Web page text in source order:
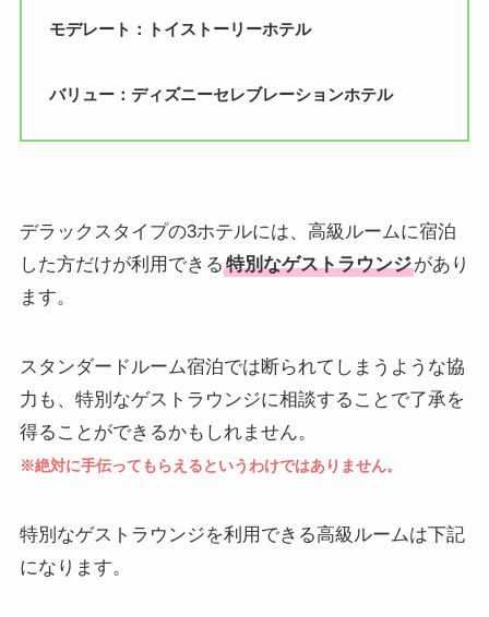
モデレート：トイストーリーホテル
バリュー：ディズニーセレブレーションホテル
デラックスタイプの3ホテルには、高級ルームに宿泊
した方だけが利用できる 特別なゲストラウンジがあり
ます。
スタンダードルーム宿泊では断られてしまうような協
力も、特別なゲストラウンジに相談することで了承を
得ることができるかもしれません。
※絶対に手伝ってもらえるというわけではありません。
特別なゲストラウンジを利用できる高級ルームは下記
になります。